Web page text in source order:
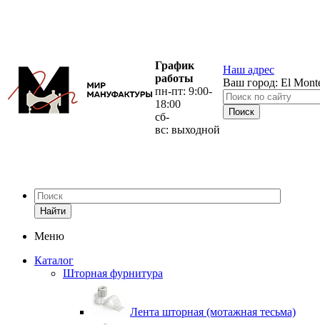
График
работы
пн-пт: 9:00-
18:00
сб-
вс: выходной
Наш адрес
Ваш город: El
Найти
Меню
Каталог
Шторная фурнитура
Лента шторная (мотажная тесьма)